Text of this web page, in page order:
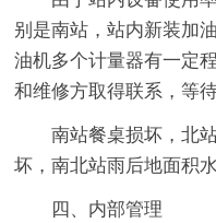
别是南站，站内新装加
油机多个计量器有一定
和维修方取得联系，等
南站餐桌损坏，北
坏，南北站雨后地面积
四、内部管理